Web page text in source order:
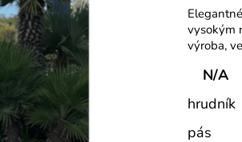
vysokým
výroba,
N/A
hrudník
pás
Odporúčame